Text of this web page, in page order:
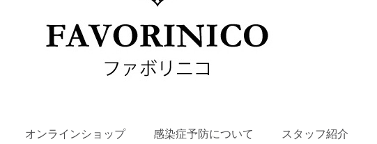
SKIP
オンラインショップ 感染症予防について スタッフ紹介